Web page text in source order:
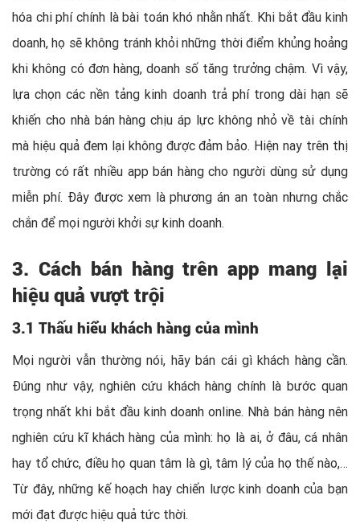
hóa chi phí chính là bài toán khó nhằn nhất. Khi bắt đầu kinh
doanh, họ sẽ không tránh khỏi những thời điểm khủng hoảng
khi không có đơn hàng, doanh số tăng trưởng chậm. Vì vậy,
lựa chọn các nền tảng kinh doanh trả phí trong dài hạn sẽ
khiến cho nhà bán hàng chịu áp lực không nhỏ về tài chính
mà hiệu quả đem lại không được đảm bảo. Hiện nay trên thị
trường có rất nhiều app bán hàng cho người dùng sử dụng
miễn phí. Đây được xem là phương án an toàn nhưng chắc
chắn để mọi người khởi sự kinh doanh.
3. Cách bán hàng trên app mang lại
hiệu quả vượt trội
3.1 Thấu hiểu khách hàng của mình
Mọi người vẫn thường nói, hãy bán cái gì khách hàng cần.
Đúng như vậy, nghiên cứu khách hàng chính là bước quan
trọng nhất khi bắt đầu kinh doanh online. Nhà bán hàng nên
nghiên cứu kĩ khách hàng của mình: họ là ai, ở đâu, cá nhân
hay tổ chức, điều họ quan tâm là gì, tâm lý của họ thế nào,…
Từ đây, những kế hoạch hay chiến lược kinh doanh của bạn
mới đạt được hiệu quả tức thời.